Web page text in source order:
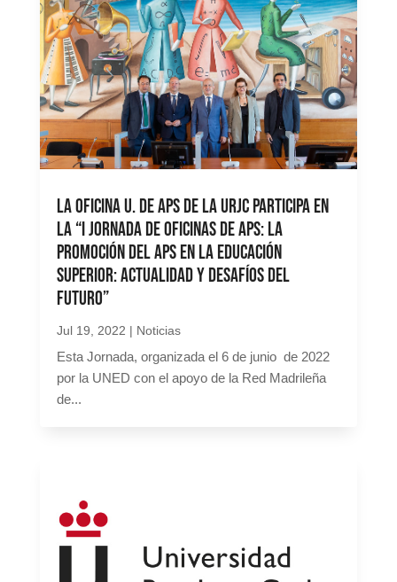
La oficina U. de APS de la URJC participa en
la “I jornada de oficinas de APS: la
promoción del APS en la educación
superior: actualidad y desafíos del
futuro”
Jul 19, 2022 | Noticias
Esta Jornada, organizada el 6 de junio de 2022
por la UNED con el apoyo de la Red Madrileña
de...